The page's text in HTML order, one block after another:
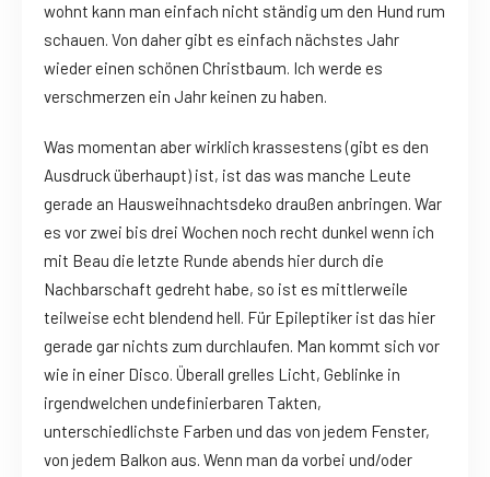
wohnt kann man einfach nicht ständig um den Hund rum
schauen. Von daher gibt es einfach nächstes Jahr
wieder einen schönen Christbaum. Ich werde es
verschmerzen ein Jahr keinen zu haben.
Was momentan aber wirklich krassestens (gibt es den
Ausdruck überhaupt) ist, ist das was manche Leute
gerade an Hausweihnachtsdeko draußen anbringen. War
es vor zwei bis drei Wochen noch recht dunkel wenn ich
mit Beau die letzte Runde abends hier durch die
Nachbarschaft gedreht habe, so ist es mittlerweile
teilweise echt blendend hell. Für Epileptiker ist das hier
gerade gar nichts zum durchlaufen. Man kommt sich vor
wie in einer Disco. Überall grelles Licht, Geblinke in
irgendwelchen undefinierbaren Takten,
unterschiedlichste Farben und das von jedem Fenster,
von jedem Balkon aus. Wenn man da vorbei und/oder